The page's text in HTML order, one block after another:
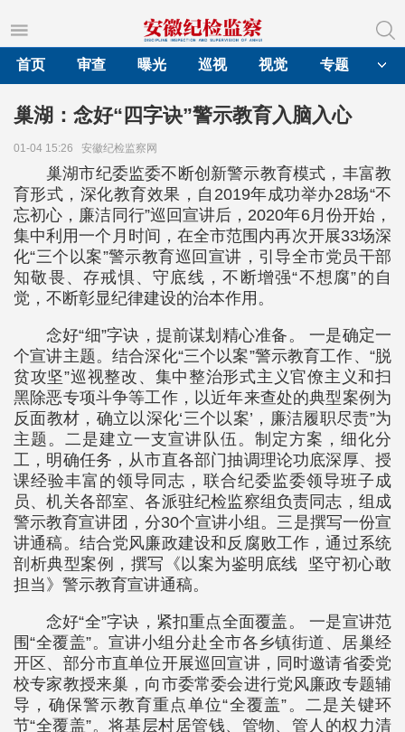
首页
审查 曝光 巡视 视觉 专题
巢湖：念好“四字诀”警示教育入脑入心
01-04 15:26 安徽纪检监察网
巢湖市纪委监委不断创新警示教育模式，丰富教
育形式，深化教育效果，自2019年成功举办28场“不
忘初心，廉洁同行”巡回宣讲后，2020年6月份开始，
集中利用一个月时间，在全市范围内再次开展33场深
化“三个以案”警示教育巡回宣讲，引导全市党员干部
知敬畏、存戒惧、守底线，不断增强“不想腐”的自
觉，不断彰显纪律建设的治本作用。
念好“细”字诀，提前谋划精心准备。 一是确定一
个宣讲主题。结合深化“三个以案”警示教育工作、“脱
贫攻坚”巡视整改、集中整治形式主义官僚主义和扫
黑除恶专项斗争等工作，以近年来查处的典型案例为
反面教材，确立以深化‘三个以案’，廉洁履职尽责”为
主题。二是建立一支宣讲队伍。制定方案，细化分
工，明确任务，从市直各部门抽调理论功底深厚、授
课经验丰富的领导同志，联合纪委监委领导班子成
员、机关各部室、各派驻纪检监察组负责同志，组成
警示教育宣讲团，分30个宣讲小组。三是撰写一份宣
讲通稿。结合党风廉政建设和反腐败工作，通过系统
剖析典型案例，撰写《以案为鉴明底线 坚守初心敢
担当》警示教育宣讲通稿。
念好“全”字诀，紧扣重点全面覆盖。 一是宣讲范
围“全覆盖”。宣讲小组分赴全市各乡镇街道、居巢经
开区、部分市直单位开展巡回宣讲，同时邀请省委党
校专家教授来巢，向市委常委会进行党风廉政专题辅
导，确保警示教育重点单位“全覆盖”。二是关键环
节“全覆盖”。将基层村居管钱、管物、管人的权力清